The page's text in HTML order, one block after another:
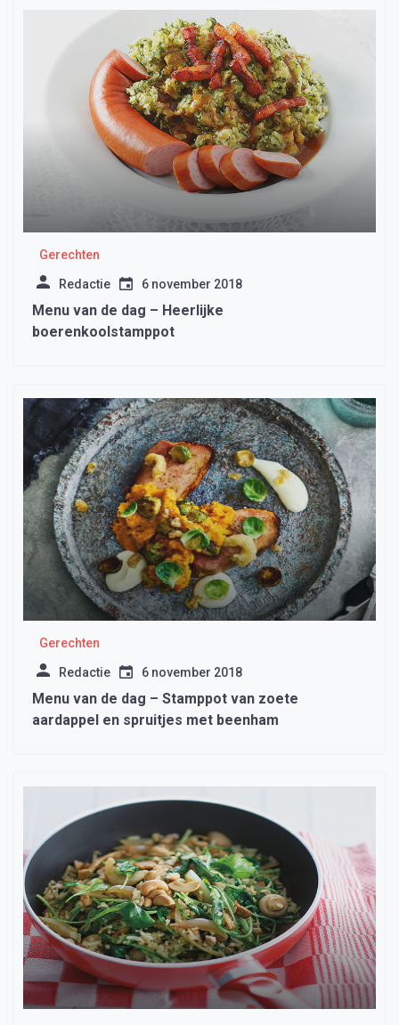
Gerechten
Redactie 6 november 2018
Menu van de dag – Heerlijke
boerenkoolstamppot
Gerechten
Redactie 6 november 2018
Menu van de dag – Stamppot van zoete
aardappel en spruitjes met beenham